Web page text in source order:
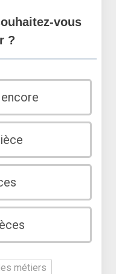
vous
?
métiers